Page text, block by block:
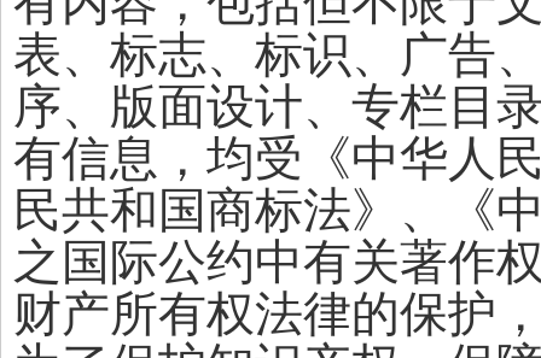
表、标志、标识、广告
序、版面设计、专栏目
有信息，均受《中华人
民共和国商标法》、《
之国际公约中有关著作
财产所有权法律的保护